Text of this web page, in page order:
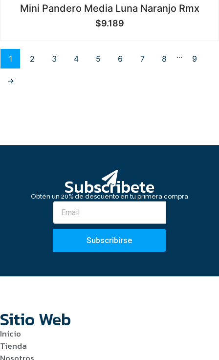
Valorado
en
de
Mini Pandero Media Luna Naranjo Rmx
$9.189
1 2 3 4 5 6 7 8 ... 9
→
Subscribete
Obtén un 20% de descuento en tu primera compra
Subscribirse
Sitio Web
Inicio
Tienda